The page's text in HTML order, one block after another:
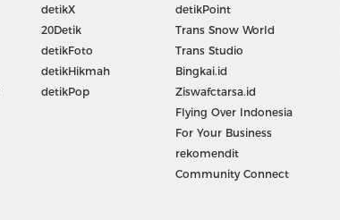
detikX
20Detik
detikFoto
detikHikmah
detikPop
detikPoint
Trans Snow World
Trans Studio
Bingkai.id
Ziswafctarsa.id
Flying Over Indonesia
For Your Business
rekomendit
Community Connect